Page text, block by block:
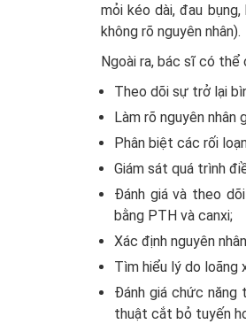
mỏi kéo dài, đau
không rõ nguyên nhân).
Ngoài ra, bác sĩ có
Theo dõi sự trở lại
Làm rõ nguyên
Phân biệt các rối
Giám sát quá trình
Đánh giá và theo
bằng PTH và canxi;
Xác định nguyên
Tìm hiểu lý do loãng
Đánh giá chức năng
thuật cắt bỏ tuyến